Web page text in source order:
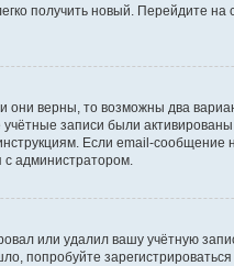
получить новый. Перейдите
верны, то возможны два
записи были
Если email-сообщение
с администратором.
или удалил вашу учётную
зарегистрироваться